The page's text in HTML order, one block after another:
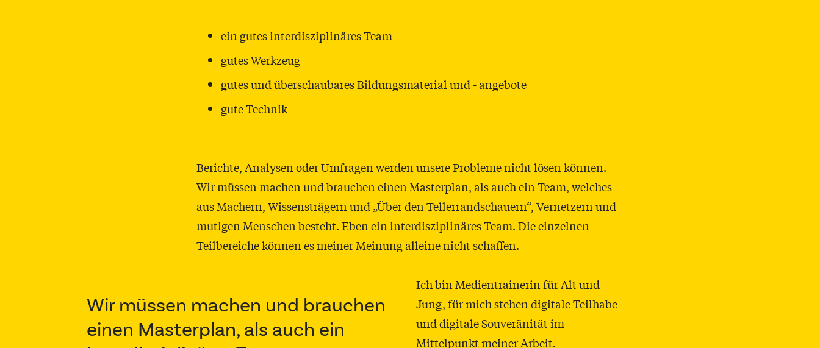
ein gutes interdisziplinäres Team
gutes Werkzeug
gutes und überschaubares Bildungsmaterial und - angebote
gute Technik
Berichte, Analysen oder Umfragen werden unsere Probleme nicht lösen können.
Wir müssen machen und brauchen einen Masterplan, als auch ein Team, welches
aus Machern, Wissensträgern und „Über den Tellerrandschauern“, Vernetzern und
mutigen Menschen besteht. Eben ein interdisziplinäres Team. Die einzelnen
Teilbereiche können es meiner Meinung alleine nicht schaffen.
Wir müssen machen und brauchen
einen Masterplan, als auch ein
Ich bin Medientrainerin für Alt und
Jung, für mich stehen digitale Teilhabe
und digitale Souveränität im
Mittelpunkt meiner Arbeit.